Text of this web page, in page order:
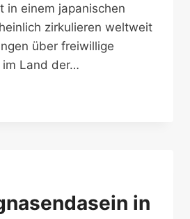
in einem japanischen
zirkulieren weltweit
über freiwillige
im Land der…
in